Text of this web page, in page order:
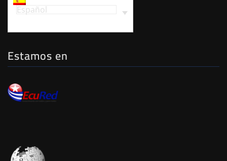
Español
Estamos en